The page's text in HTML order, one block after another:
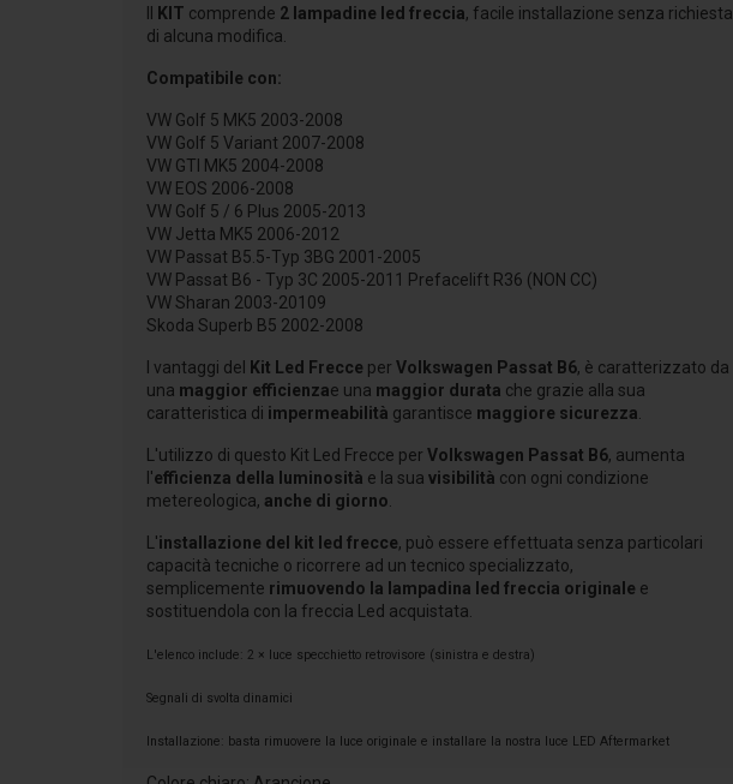
KIT comprende 2 lampadine led freccia, facile installazione senza richiesta
di alcuna modifica.
Compatibile con:
VW Golf 5 MK5 2003-2008
VW Golf 5 Variant 2007-2008
VW GTI MK5 2004-2008
VW EOS 2006-2008
VW Golf 5 / 6 Plus 2005-2013
VW Jetta MK5 2006-2012
VW Passat B5.5-Typ 3BG 2001-2005
VW Passat B6 - Typ 3C 2005-2011 Prefacelift R36 (NON CC)
VW Sharan 2003-20109
Skoda Superb B5 2002-2008
I vantaggi del Kit Led Frecce per Volkswagen Passat B6, è caratterizzato da
una maggior efficienzae una maggior durata che grazie alla sua
caratteristica di impermeabilità garantisce maggiore sicurezza
L'utilizzo di questo Kit Led Frecce per Volkswagen Passat B6, aumenta
l'efficienza della luminosità e la sua visibilità con ogni condizione
metereologica, anche di giorno
L'installazione del kit led frecce, può essere effettuata senza particolari
capacità tecniche o ricorrere ad un tecnico specializzato,
semplicemente rimuovendo la lampadina led freccia originale e
sostituendola con la freccia Led acquistata.
L'elenco include: 2 × luce specchietto retrovisore (sinistra e destra)
Segnali di svolta dinamici
Installazione: basta rimuovere la luce originale e installare la nostra luce LED Aftermarket